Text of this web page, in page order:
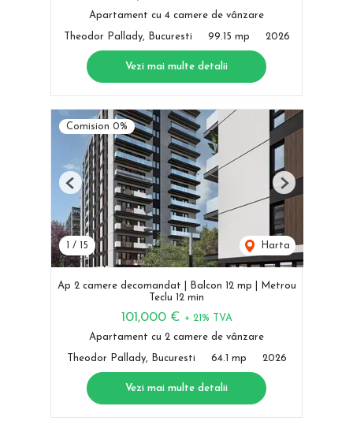
Apartament cu 4 camere de vânzare
Theodor Pallady, Bucuresti 99.15 mp 2026
Vezi mai multe detalii
Comision 0%
/ 15 Harta
Previous Next
Ap 2 camere decomandat | Balcon 12 mp | Metrou
Teclu 12 min
101,000 € + 21% TVA
Apartament cu 2 camere de vânzare
Theodor Pallady, Bucuresti 64.1 mp 2026
Vezi mai multe detalii